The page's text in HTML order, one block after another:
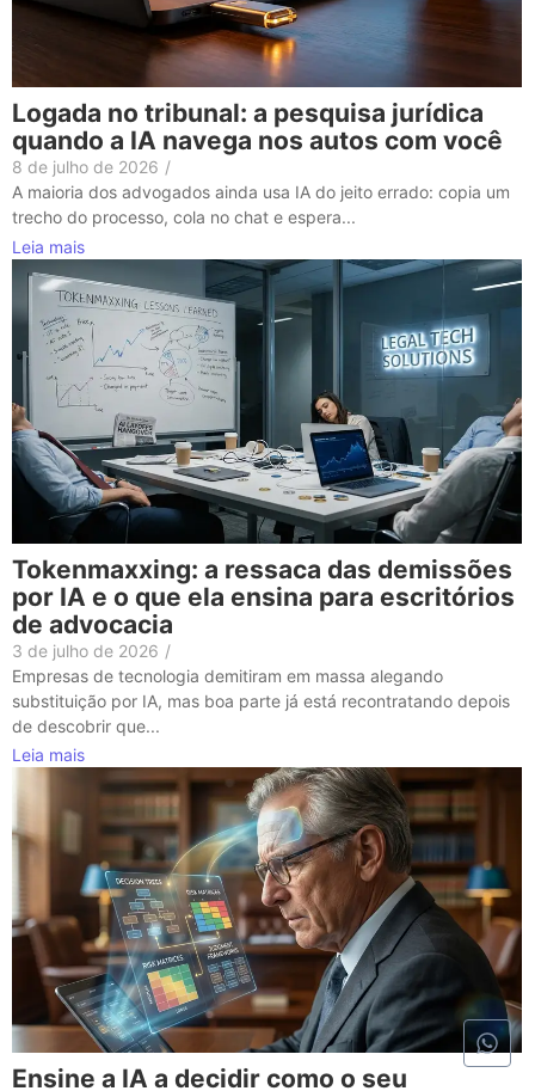
Logada no tribunal: a pesquisa jurídica
quando a IA navega nos autos com você
8 de julho de 2026 /
A maioria dos advogados ainda usa IA do jeito errado: copia um
trecho do processo, cola no chat e espera...
Leia mais
Tokenmaxxing: a ressaca das demissões
por IA e o que ela ensina para escritórios
de advocacia
3 de julho de 2026 /
Empresas de tecnologia demitiram em massa alegando
substituição por IA, mas boa parte já está recontratando depois
de descobrir que...
Leia mais
Ensine a IA a decidir como o seu